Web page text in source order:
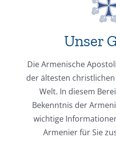
Unser
Die Armenische
der ältesten
Welt. In diesem
Bekenntnis der
wichtige
Armenier für Sie